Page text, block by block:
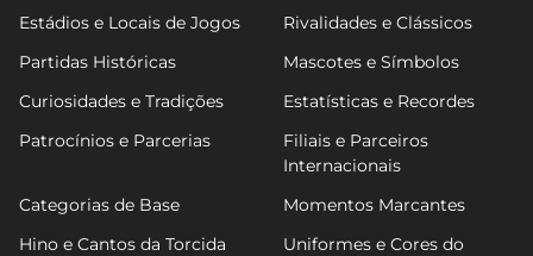
Estádios e Locais de Jogos
Rivalidades e Clássicos
Partidas Históricas
Mascotes e Símbolos
Curiosidades e Tradições
Estatísticas e Recordes
Patrocínios e Parcerias
Filiais e Parceiros
Internacionais
Categorias de Base
Momentos Marcantes
Hino e Cantos da Torcida
Uniformes e Cores do